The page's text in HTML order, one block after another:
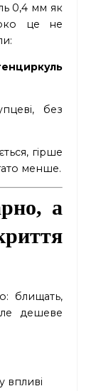
0,4 мм як
це не
без
гірше
менше.
а
блищать,
дешеве
впливі